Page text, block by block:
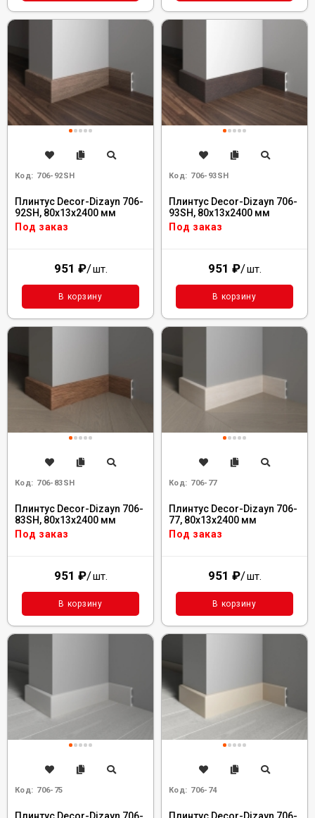
Код: 706-92SH
Плинтус Decor-Dizayn 706-
92SH, 80x13x2400 мм
Под заказ
951 ₽/шт.
В корзину
Код: 706-93SH
Плинтус Decor-Dizayn 706-
93SH, 80x13x2400 мм
Под заказ
951 ₽/шт.
В корзину
Код: 706-83SH
Плинтус Decor-Dizayn 706-
83SH, 80x13x2400 мм
Под заказ
951 ₽/шт.
В корзину
Код: 706-77
Плинтус Decor-Dizayn 706-
77, 80x13x2400 мм
Под заказ
951 ₽/шт.
В корзину
Код: 706-75 Код: 706-74